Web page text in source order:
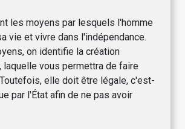
les moyens par lesquels l'homme
vie et vivre dans l'indépendance.
on identifie la création
laquelle vous permettra de faire
elle doit être légale, c'est-
par l'État afin de ne pas avoir